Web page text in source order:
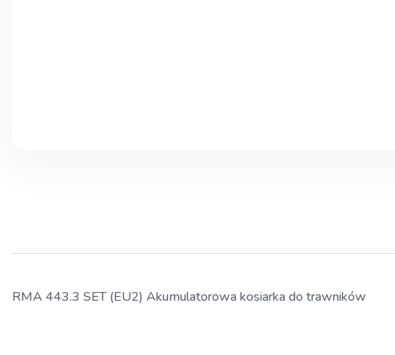
RMA 443.3 SET (EU2) Akumulatorowa kosiarka do trawników